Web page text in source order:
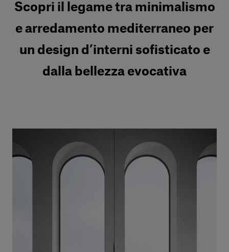
Scopri il legame tra minimalismo
e arredamento mediterraneo per
un design d’interni sofisticato e
dalla bellezza evocativa